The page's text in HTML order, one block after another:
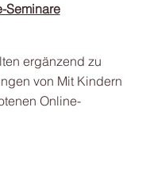
Seminare
ergänzend zu
von Mit Kindern
Online-